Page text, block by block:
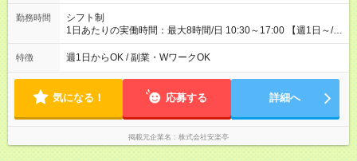
勤務時間
シフト制
1日あたりの実働時間：最大8時間/日 10:30～17:00 【週1日～/1
日3時間～OK！】 ＊レギュラー勤務ももちろん大歓迎！ 「子ど
ものお迎えまでの時間」 「ランチタイムだけ」 など、家庭の予
談可能◎
特徴 週1日からOK / 副業・WワークOK
気になる！ 応募する 詳細へ
掲載元企業名 株式会社安楽亭